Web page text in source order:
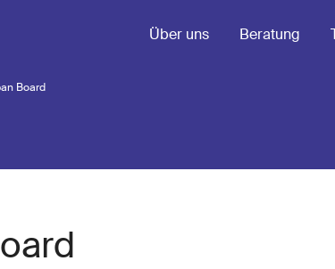
Über uns Beratung
Board